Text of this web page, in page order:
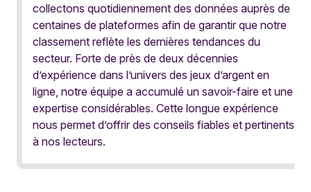
collectons quotidiennement des données auprès de
centaines de plateformes afin de garantir que notre
classement reflète les dernières tendances du
secteur. Forte de près de deux décennies
d’expérience dans l’univers des jeux d’argent en
ligne, notre équipe a accumulé un savoir-faire et une
expertise considérables. Cette longue expérience
nous permet d’offrir des conseils fiables et pertinents
à nos lecteurs.